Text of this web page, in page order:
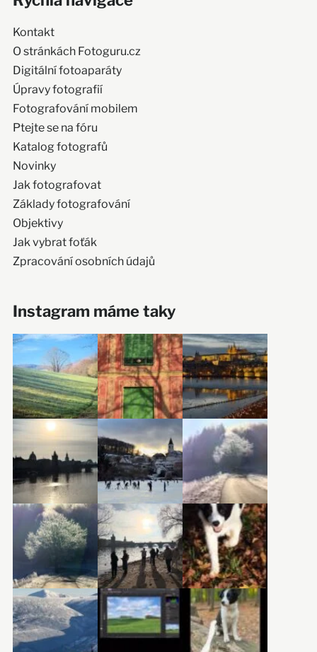
Kontakt
O stránkách Fotoguru.cz
Digitální fotoaparáty
Úpravy fotografií
Fotografování mobilem
Ptejte se na fóru
Katalog fotografů
Novinky
Jak fotografovat
Základy fotografování
Objektivy
Jak vybrat foťák
Zpracování osobních údajů
Instagram máme taky